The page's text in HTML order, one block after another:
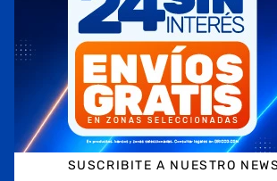
promociones y ofertas en
TELÉFONO
SUSCRIBITE A NUESTRO